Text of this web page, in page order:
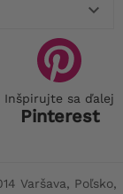

Inšpirujte sa ďalej
Pinterest
Varšava, Poľsko,